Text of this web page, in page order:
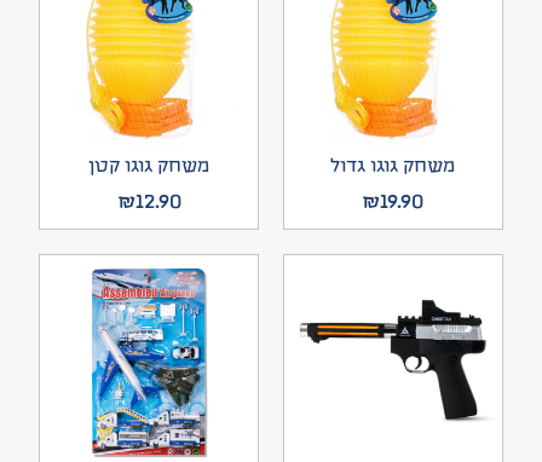
משחק גוגו גדול
₪19.90
משחק גוגו קטן
₪12.90